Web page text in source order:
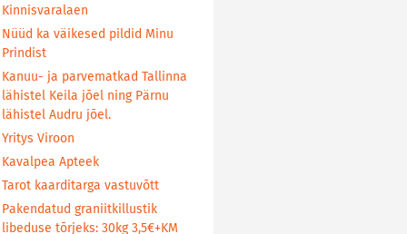
Kinnisvaralaen
Nüüd ka väikesed pildid Minu
Prindist
Kanuu- ja parvematkad Tallinna
lähistel Keila jõel ning Pärnu
lähistel Audru jõel.
Yritys Viroon
Kavalpea Apteek
Tarot kaarditarga vastuvõtt
Pakendatud graniitkillustik
libeduse tõrjeks: 30kg 3,5€+KM